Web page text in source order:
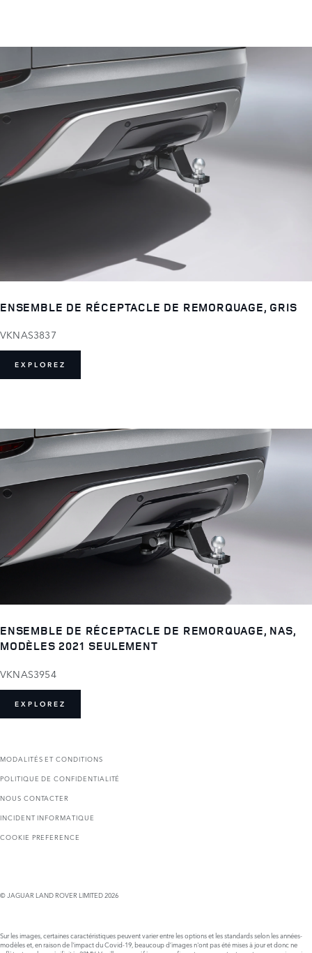
ENSEMBLE DE RÉCEPTACLE DE REMORQUAGE, GRIS
VKNAS3837
EXPLOREZ
ENSEMBLE DE RÉCEPTACLE DE REMORQUAGE, NAS,
MODÈLES 2021 SEULEMENT
VKNAS3954
EXPLOREZ
MODALITÉS ET CONDITIONS
POLITIQUE DE CONFIDENTIALITÉ
NOUS CONTACTER
INCIDENT INFORMATIQUE
COOKIE PREFERENCE
© JAGUAR LAND ROVER LIMITED 2026
Sur les images, certaines caractéristiques peuvent varier entre les options et les standards selon les années-
modèles et, en raison de l'impact du Covid-19, beaucoup d’images n'ont pas été mises à jour et donc ne